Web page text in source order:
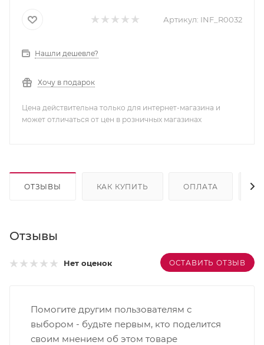
Артикул: INF_R0032
Нашли дешевле?
Хочу в подарок
Цена действительна только для интернет-магазина и
может отличаться от цен в розничных магазинах
ОТЗЫВЫ КАК КУПИТЬ ОПЛАТА
Отзывы
Нет оценок ОСТАВИТЬ ОТЗЫВ
Помогите другим пользователям с
выбором - будьте первым, кто поделится
своим мнением об этом товаре